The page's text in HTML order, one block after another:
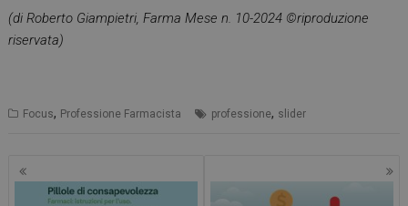
(di Roberto Giampietri, Farma Mese n. 10-2024 ©riproduzione
riservata)
Focus, Professione Farmacista professione, slider
Navigazione
articoli
navigazione sulle pagine e l'accesso alle aree
NOME
DOMINIO
SCADENZA